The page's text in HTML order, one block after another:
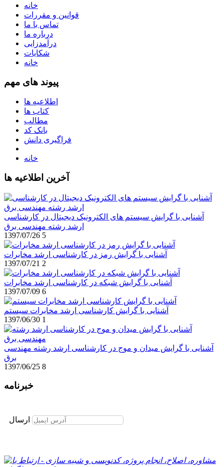
خانه
قوانین و مقررات
تماس با ما
درباره ما
درآمدزایی
شکایات
خانه
پیوند های مهم
اطلاعیه ها
کتاب ها
مطالب
بانک کد
فراگیری دانش
خانه
آخرین اطلاعیه ها
آشنایی با گرایش سیستم های الکترونیک دیجیتال در کارشناسی
ارشد رشته مهندسی برق
1397/07/26 5
آشنایی با گرایش رمز در کارشناسی ارشد مخابرات
1397/07/21 2
آشنایی با گرایش شبکه در کارشناسی ارشد مخابرات
1397/07/09 6
آشنایی با گرایش کارشناسی ارشد مخابرات سیستم
1397/06/30 1
آشنایی با گرایش میدان و موج در کارشناسی ارشد رشته مهندسی
برق
1397/06/25 8
خبرنامه
ارسال